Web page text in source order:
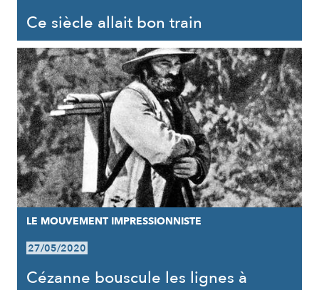
Ce siècle allait bon train
LE MOUVEMENT IMPRESSIONNISTE
27/05/2020
Cézanne bouscule les lignes à